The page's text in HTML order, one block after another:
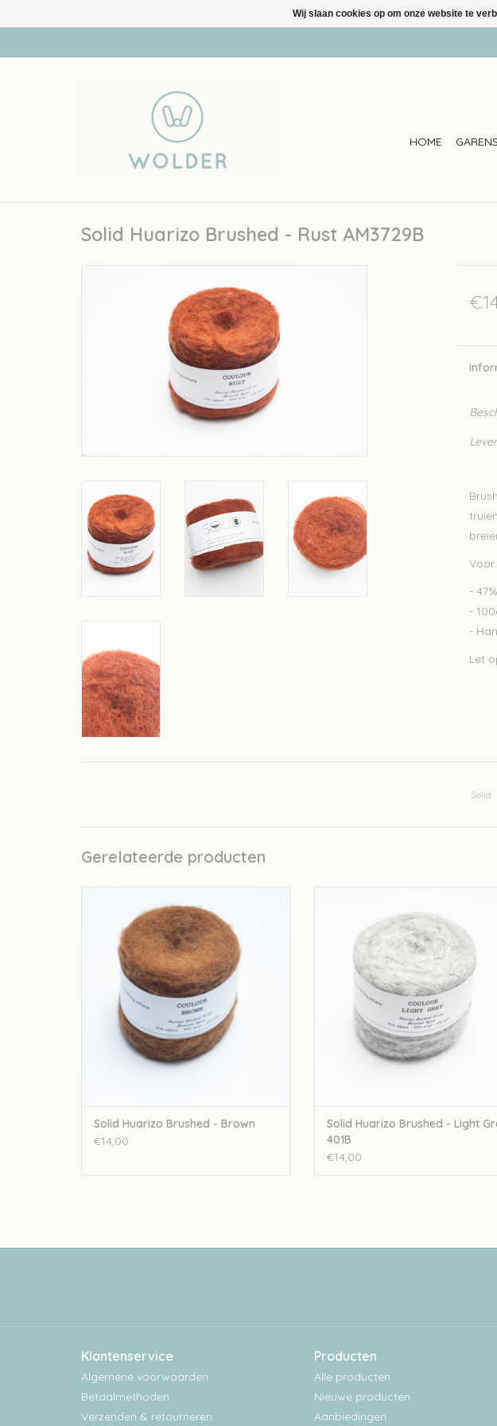
HOME GARENS
Solid Huarizo Brushed - Rust AM3729B
-
-
-
Let
Solid
Gerelateerde producten
TOEVOEGEN AAN WINKELWAGEN
Solid Huarizo Brushed - Brown
€14,00
401B
TOEVOEGEN AAN WINKELWAGEN
Solid Huarizo Brushed - Light
401B
€14,00
Klantenservice
Algemene voorwaarden
Betaalmethoden
Verzenden & retourneren
Producten
Alle producten
Nieuwe producten
Aanbiedingen
Wij slaan cookies op om onze website te